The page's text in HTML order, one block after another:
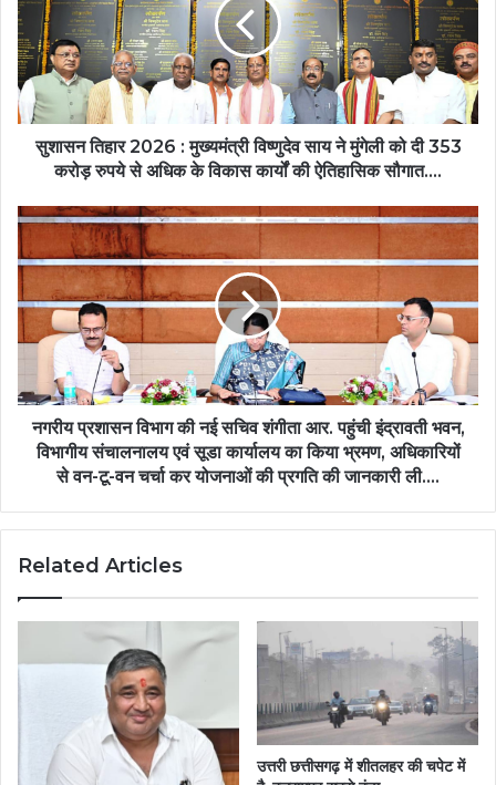
सुशासन तिहार 2026 : मुख्यमंत्री विष्णुदेव साय ने मुंगेली को दी 353
करोड़ रुपये से अधिक के विकास कार्यों की ऐतिहासिक सौगात….
नगरीय प्रशासन विभाग की नई सचिव शंगीता आर. पहुंची इंद्रावती भवन,
विभागीय संचालनालय एवं सूडा कार्यालय का किया भ्रमण, अधिकारियों
से वन-टू-वन चर्चा कर योजनाओं की प्रगति की जानकारी ली….
Related Articles
उत्तरी छत्तीसगढ़ में शीतलहर की चपेट में